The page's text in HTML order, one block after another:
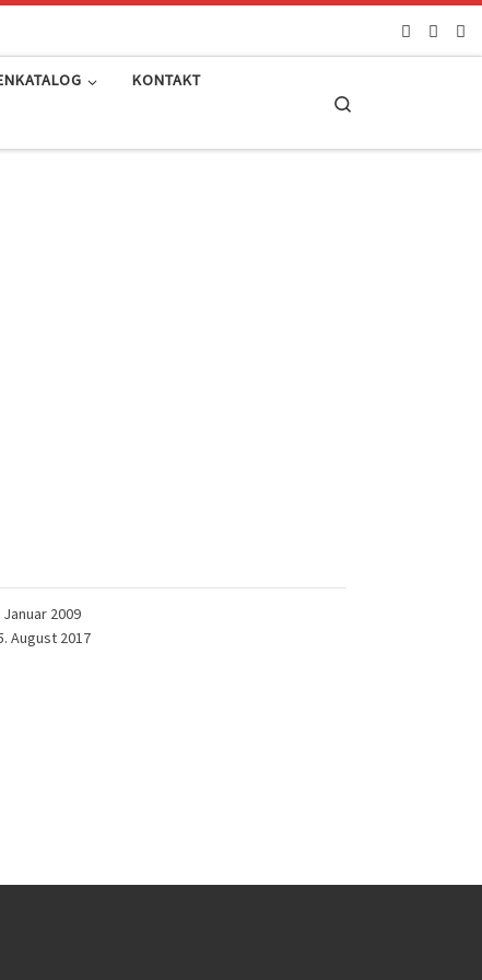
KONTAKT
Januar 2009
August 2017